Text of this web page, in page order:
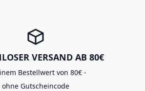
VERSAND AB 80€
Bestellwert von 80€ -
ohne Gutscheincode